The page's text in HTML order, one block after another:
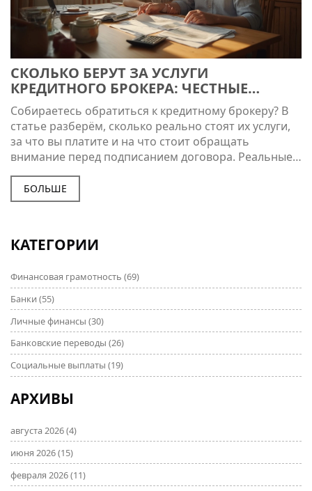
СКОЛЬКО БЕРУТ ЗА УСЛУГИ
КРЕДИТНОГО БРОКЕРА: ЧЕСТНЫЕ
ЦИФРЫ
Собираетесь обратиться к кредитному брокеру? В
статье разберём, сколько реально стоят их услуги,
за что вы платите и на что стоит обращать
внимание перед подписанием договора. Реальные
примеры и типовые схемы расчёта комиссий
помогут не переплатить и не нарваться на обман.
Узнаете всё про скрытые нюансы и получите
настоящих людей без лишней воды.
БОЛЬШЕ
КАТЕГОРИИ
Финансовая грамотность (69)
Банки (55)
Личные финансы (30)
Банковские переводы (26)
Социальные выплаты (19)
АРХИВЫ
августа 2026(4)
июня 2026(15)
февраля 2026(11)